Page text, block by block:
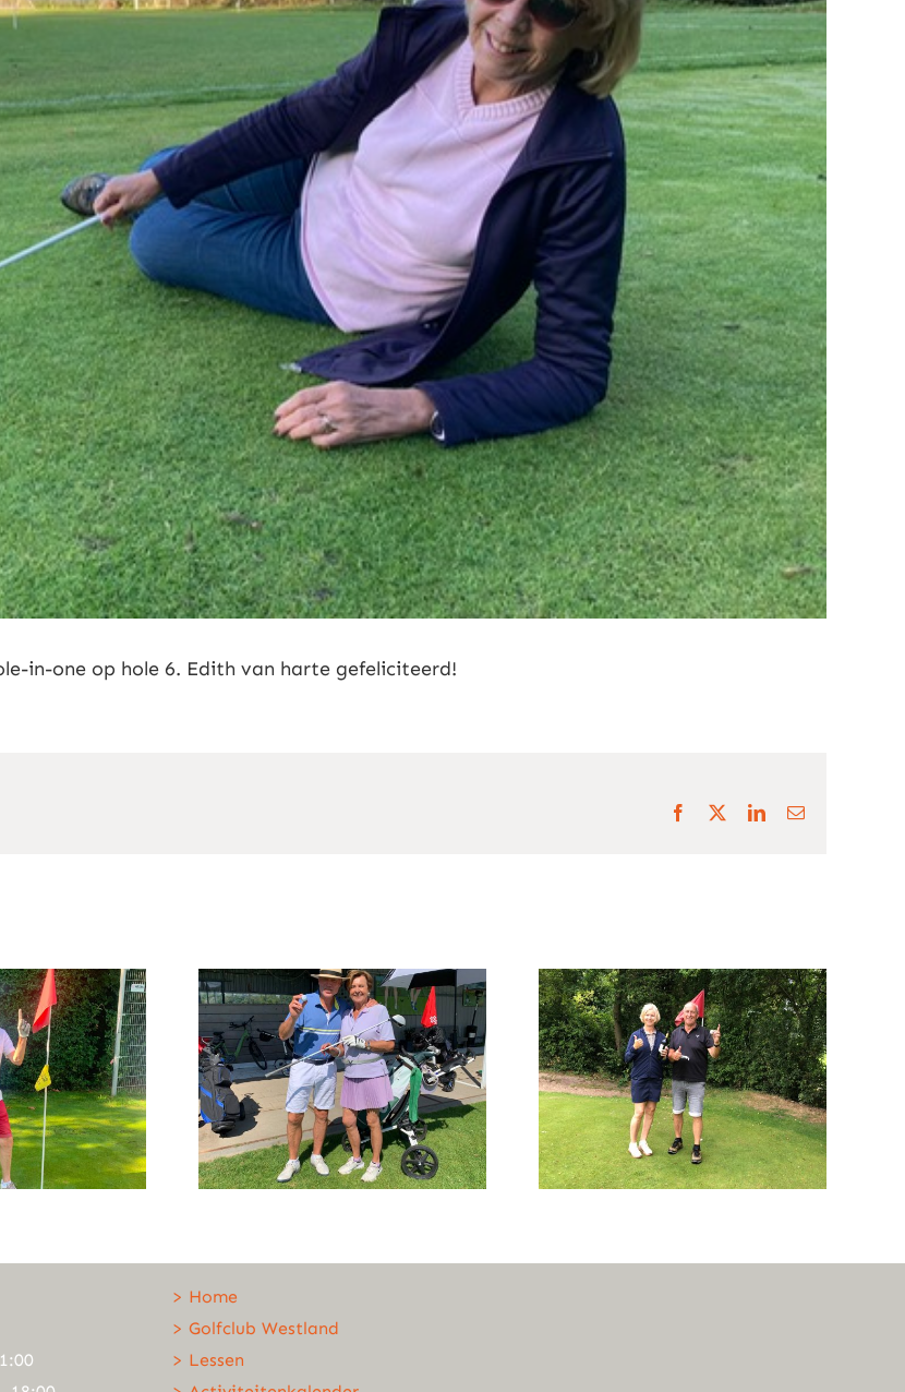
in-one op hole 6. Edith van harte gefeliciteerd!
Facebook LinkedIn
E-
> Home
> Golfclub Westland
> Lessen